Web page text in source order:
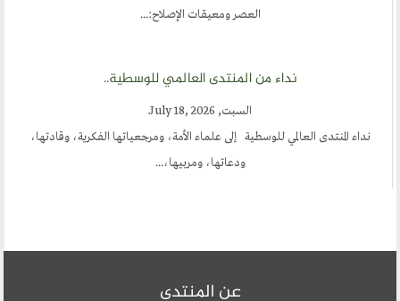
العصر ومعيقات الإصلاح:...
نداء من المنتدى العالمي للوسطية..
السبت, July 18, 2026
نداء المنتدى العالمي للوسطية إلى علماء الأمة، ومرجعياتها الفكرية، وقادتها،
ودعاتها، ومربيها،...
عن المنتدى